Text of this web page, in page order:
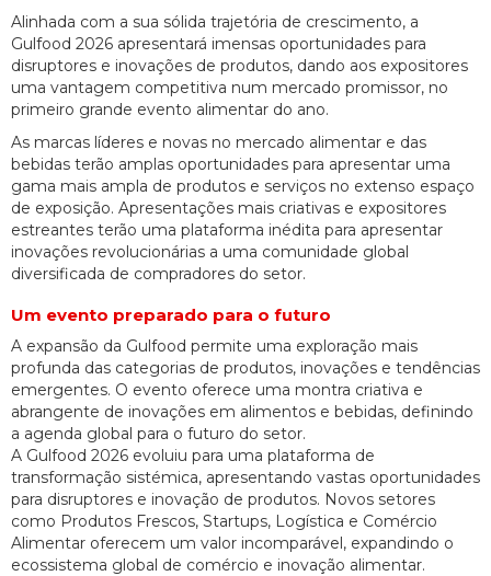
Alinhada com a sua sólida trajetória de crescimento, a
Gulfood 2026 apresentará imensas oportunidades para
disruptores e inovações de produtos, dando aos expositores
uma vantagem competitiva num mercado promissor, no
primeiro grande evento alimentar do ano.
As marcas líderes e novas no mercado alimentar e das
bebidas terão amplas oportunidades para apresentar uma
gama mais ampla de produtos e serviços no extenso espaço
de exposição. Apresentações mais criativas e expositores
estreantes terão uma plataforma inédita para apresentar
inovações revolucionárias a uma comunidade global
diversificada de compradores do setor.
Um evento preparado para o futuro
A expansão da Gulfood permite uma exploração mais
profunda das categorias de produtos, inovações e tendências
emergentes. O evento oferece uma montra criativa e
abrangente de inovações em alimentos e bebidas, definindo
a agenda global para o futuro do setor.
A Gulfood 2026 evoluiu para uma plataforma de
transformação sistémica, apresentando vastas oportunidades
para disruptores e inovação de produtos. Novos setores
como Produtos Frescos, Startups, Logística e Comércio
Alimentar oferecem um valor incomparável, expandindo o
ecossistema global de comércio e inovação alimentar.